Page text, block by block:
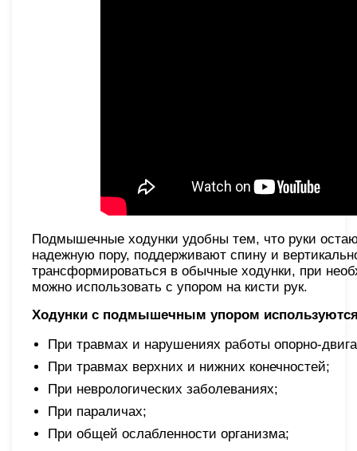
Подмышечные ходунки удобны тем, что руки
надежную пору, поддерживают спину и
трансформироваться в обычные ходунки, при
можно использовать с упором на кисти рук.
Ходунки с подмышечным упором
При травмах и нарушениях работы опорно-
При травмах верхних и нижних конечностей;
При неврологических заболеваниях;
При параличах;
При общей ослабленности организма;